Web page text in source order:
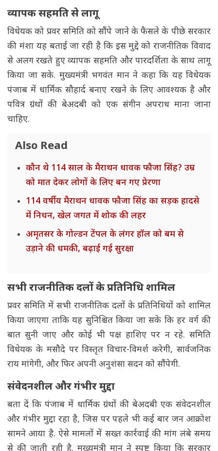
व्यापक सहमति से लागू
विधेयक को प्रवर समिति को सौंपे जाने के फैसले के पीछे सरकार
की मंशा यह बताई जा रही है कि इस मुद्दे को राजनीतिक विवाद
से अलग रखते हुए व्यापक सहमति और पारदर्शिता के साथ लागू
किया जा सके. मुख्यमंत्री भगवंत मान ने कहा कि यह विधेयक
पंजाब में धार्मिक सौहार्द बनाए रखने के लिए आवश्यक है और
पवित्र ग्रंथों की बेअदबी को एक संगीन अपराध माना जाना
चाहिए.
Also Read
कौन थे 114 साल के मैराथन धावक फौजा सिंह? उम्र
को मात देकर लोगों के लिए बन गए प्रेरणा
114 वर्षीय मैराथन धावक फौजा सिंह का सड़क हादसे
में निधन, खेल जगत में शोक की लहर
अमृतसर के गोल्डन टेंपल के लंगर हॉल को बम से
उड़ाने की धमकी, बढ़ाई गई सुरक्षा
सभी राजनीतिक दलों के प्रतिनिधि शामिल
प्रवर समिति में सभी राजनीतिक दलों के प्रतिनिधियों को शामिल
किया जाएगा ताकि यह सुनिश्चित किया जा सके कि हर वर्ग की
बात सुनी जाए और कोई भी पक्ष हाशिए पर न रहे. समिति
विधेयक के मसौदे पर विस्तृत विचार-विमर्श करेगी, सार्वजनिक
राय मांगेगी, और फिर अपनी अनुशंसा सदन को सौंपेगी.
संवेदनशील और गंभीर मुद्दा
बता दें कि पंजाब में धार्मिक ग्रंथों की बेअदबी एक संवेदनशील
और गंभीर मुद्दा रहा है, जिस पर पहले भी कई बार जन आक्रोश
सामने आया है. ऐसे मामलों में सख्त कार्रवाई की मांग लंबे समय